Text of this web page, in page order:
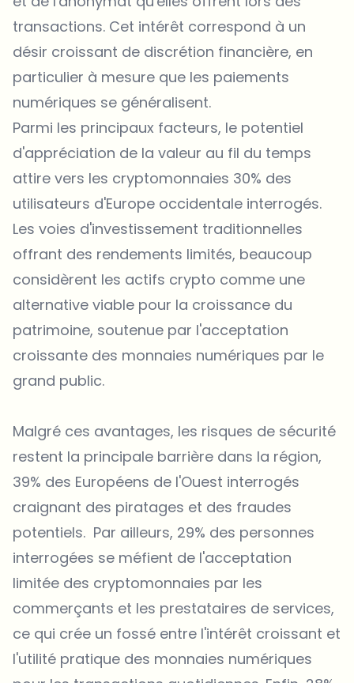
transactions. Cet intérêt correspond à un
désir croissant de discrétion financière, en
particulier à mesure que les paiements
numériques se généralisent.
Parmi les principaux facteurs, le potentiel
d'appréciation de la valeur au fil du temps
attire vers les cryptomonnaies 30% des
utilisateurs d'Europe occidentale interrogés.
Les voies d'investissement traditionnelles
offrant des rendements limités, beaucoup
considèrent les actifs crypto comme une
alternative viable pour la croissance du
patrimoine, soutenue par l'acceptation
croissante des monnaies numériques par le
grand public.
Malgré ces avantages, les risques de sécurité
restent la principale barrière dans la région,
39% des Européens de l'Ouest interrogés
craignant des piratages et des fraudes
potentiels. Par ailleurs, 29% des personnes
interrogées se méfient de l'acceptation
limitée des cryptomonnaies par les
commerçants et les prestataires de services,
ce qui crée un fossé entre l'intérêt croissant et
l'utilité pratique des monnaies numériques